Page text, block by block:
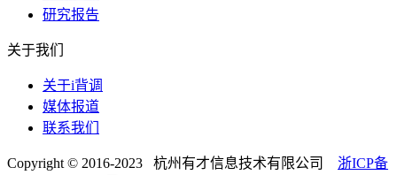
研究报告
关于我们
关于i背调
媒体报道
联系我们
Copyright © 2016-2023 杭州有才信息技术有限公司 浙ICP备